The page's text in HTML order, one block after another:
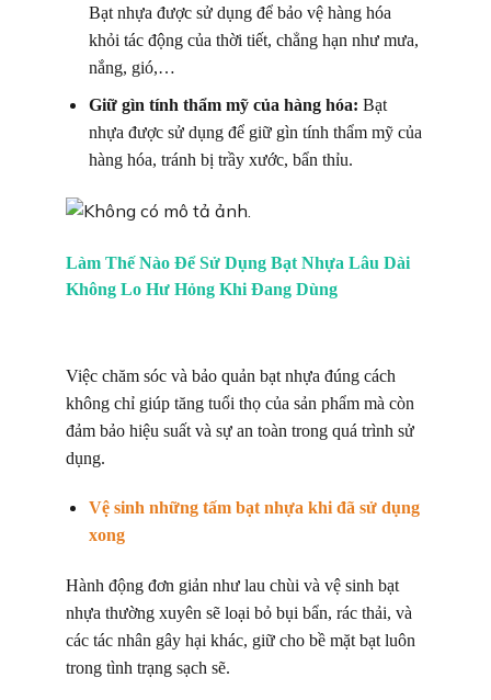
Bạt nhựa được sử dụng để bảo vệ hàng hóa
khỏi tác động của thời tiết, chẳng hạn như mưa,
nắng, gió,…
Giữ gìn tính thẩm mỹ của hàng hóa: Bạt
nhựa được sử dụng để giữ gìn tính thẩm mỹ của
hàng hóa, tránh bị trầy xước, bẩn thỉu.
Làm Thế Nào Để Sử Dụng Bạt Nhựa Lâu Dài
Không Lo Hư Hỏng Khi Đang Dùng
Việc chăm sóc và bảo quản bạt nhựa đúng cách
không chỉ giúp tăng tuổi thọ của sản phẩm mà còn
đảm bảo hiệu suất và sự an toàn trong quá trình sử
dụng.
Vệ sinh những tấm bạt nhựa khi đã sử dụng
xong
Hành động đơn giản như lau chùi và vệ sinh bạt
nhựa thường xuyên sẽ loại bỏ bụi bẩn, rác thải, và
các tác nhân gây hại khác, giữ cho bề mặt bạt luôn
trong tình trạng sạch sẽ.